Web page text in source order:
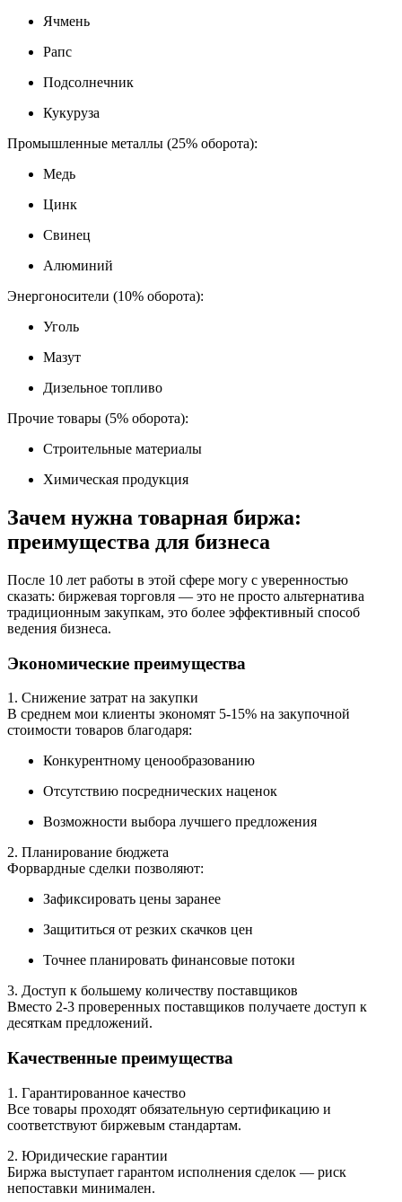
Ячмень
Рапс
Подсолнечник
Кукуруза
Промышленные металлы (25% оборота):
Медь
Цинк
Свинец
Алюминий
Энергоносители (10% оборота):
Уголь
Мазут
Дизельное топливо
Прочие товары (5% оборота):
Строительные материалы
Химическая продукция
Зачем нужна товарная биржа:
преимущества для бизнеса
После 10 лет работы в этой сфере могу с уверенностью
сказать: биржевая торговля — это не просто альтернатива
традиционным закупкам, это более эффективный способ
ведения бизнеса.
Экономические преимущества
1. Снижение затрат на закупки
В среднем мои клиенты экономят 5-15% на закупочной
стоимости товаров благодаря:
Конкурентному ценообразованию
Отсутствию посреднических наценок
Возможности выбора лучшего предложения
2. Планирование бюджета
Форвардные сделки позволяют:
Зафиксировать цены заранее
Защититься от резких скачков цен
Точнее планировать финансовые потоки
3. Доступ к большему количеству поставщиков
Вместо 2-3 проверенных поставщиков получаете доступ к
десяткам предложений.
Качественные преимущества
1. Гарантированное качество
Все товары проходят обязательную сертификацию и
соответствуют биржевым стандартам.
2. Юридические гарантии
Биржа выступает гарантом исполнения сделок — риск
непоставки минимален.